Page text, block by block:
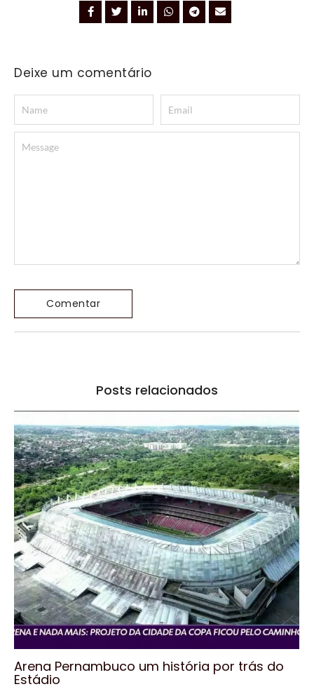
Deixe um comentário
Posts relacionados
Arena Pernambuco um história por trás do
Estádio